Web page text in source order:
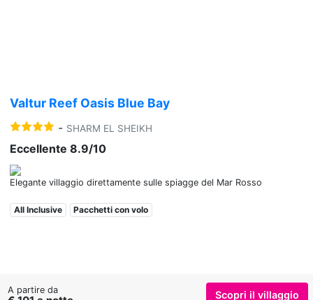
Valtur Reef Oasis Blue Bay
- SHARM EL SHEIKH
Eccellente 8.9/10
Elegante villaggio direttamente sulle spiagge del Mar Rosso
All Inclusive Pacchetti con volo
A partire da Scopri il villaggio